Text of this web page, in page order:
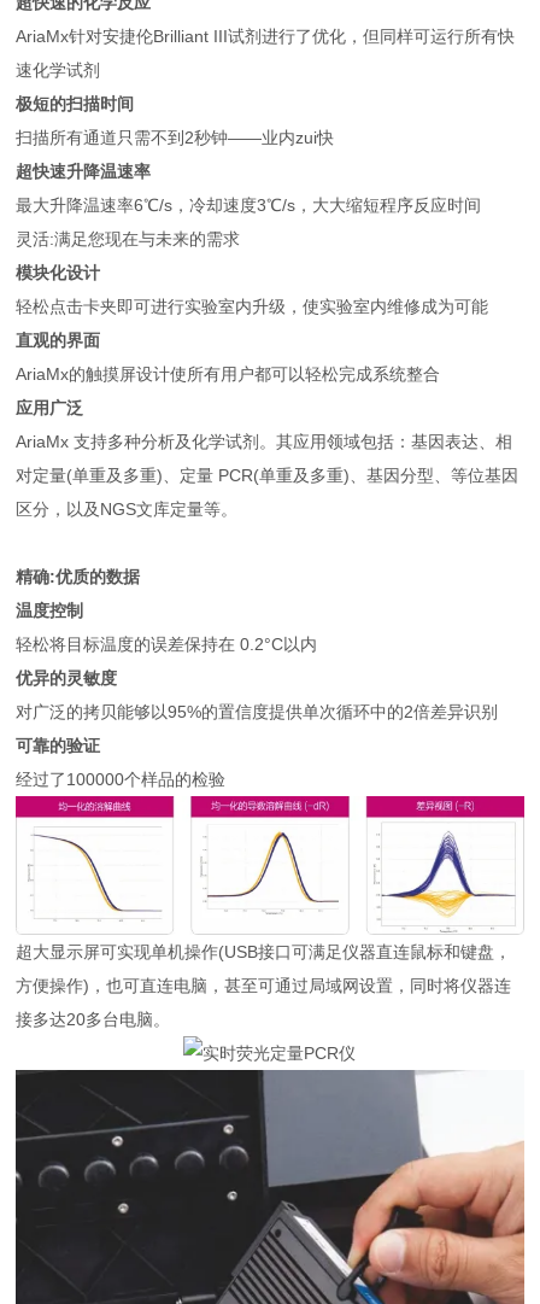
AriaMx针对安捷伦Brilliant III试剂进行了优化，但同样可运行所有快
速化学试剂
极短的扫描时间
扫描所有通道只需不到2秒钟——业内zui快
超快速升降温速率
最大升降温速率6℃/s，冷却速度3℃/s，大大缩短程序反应时间
灵活:满足您现在与未来的需求
模块化设计
轻松点击卡夹即可进行实验室内升级，使实验室内维修成为可能
直观的界面
AriaMx的触摸屏设计使所有用户都可以轻松完成系统整合
应用广泛
AriaMx 支持多种分析及化学试剂。其应用领域包括：基因表达、相
对定量(单重及多重)、定量 PCR(单重及多重)、基因分型、等位基因
区分，以及NGS文库定量等。
精确:优质的数据
温度控制
轻松将目标温度的误差保持在 0.2°C以内
优异的灵敏度
对广泛的拷贝能够以95%的置信度提供单次循环中的2倍差异识别
可靠的验证
经过了100000个样品的检验
超大显示屏可实现单机操作(USB接口可满足仪器直连鼠标和键盘，
方便操作)，也可直连电脑，甚至可通过局域网设置，同时将仪器连
接多达20多台电脑。